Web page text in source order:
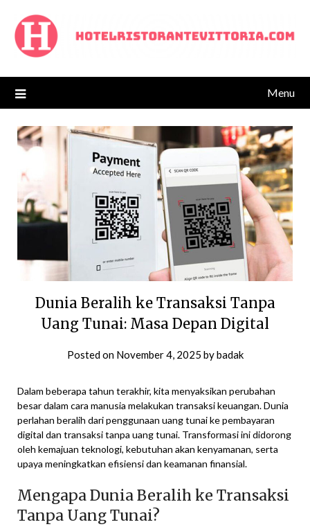
content
Menu
Dunia Beralih ke Transaksi Tanpa
Uang Tunai: Masa Depan Digital
Posted on November 4, 2025 bybadak
Dalam beberapa tahun terakhir, kita menyaksikan perubahan
besar dalam cara manusia melakukan transaksi keuangan. Dunia
perlahan beralih dari penggunaan uang tunai ke pembayaran
digital dan transaksi tanpa uang tunai. Transformasi ini didorong
oleh kemajuan teknologi, kebutuhan akan kenyamanan, serta
upaya meningkatkan efisiensi dan keamanan finansial.
Mengapa Dunia Beralih ke Transaksi
Tanpa Uang Tunai?